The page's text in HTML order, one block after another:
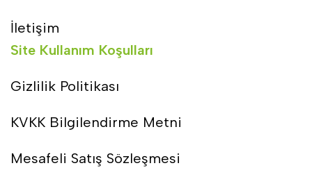
İletişim
Site Kullanım Koşulları
Gizlilik Politikası
KVKK Bilgilendirme Metni
Mesafeli Satış Sözleşmesi